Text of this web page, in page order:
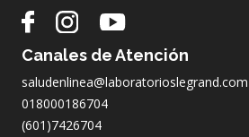
Canales de Atención
saludenlinea@laboratorioslegrand.com
018000186704
(601)7426704